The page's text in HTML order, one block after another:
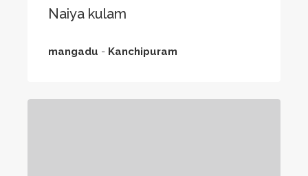
Naiya kulam
mangadu - Kanchipuram